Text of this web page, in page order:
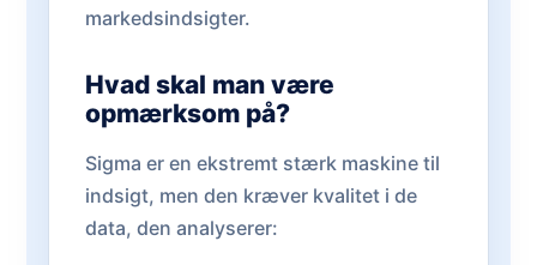
markedsindsigter.
Hvad skal man være
opmærksom på?
Sigma er en ekstremt stærk maskine til
indsigt, men den kræver kvalitet i de
data, den analyserer: